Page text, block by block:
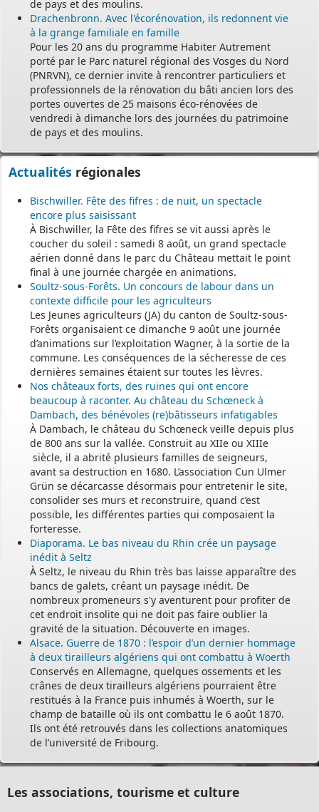
de pays et des moulins.
Drachenbronn. Avec l'écorénovation, ils redonnent vie
à la grange familiale en famille
Pour les 20 ans du programme Habiter Autrement
porté par le Parc naturel régional des Vosges du Nord
(PNRVN), ce dernier invite à rencontrer particuliers et
professionnels de la rénovation du bâti ancien lors des
portes ouvertes de 25 maisons éco-rénovées de
vendredi à dimanche lors des journées du patrimoine
de pays et des moulins.
Actualités régionales
Bischwiller. Fête des fifres : de nuit, un spectacle
encore plus saisissant
À Bischwiller, la Fête des fifres se vit aussi après le
coucher du soleil : samedi 8 août, un grand spectacle
aérien donné dans le parc du Château mettait le point
final à une journée chargée en animations.
Soultz-sous-Forêts. Un concours de labour dans un
contexte difficile pour les agriculteurs
Les Jeunes agriculteurs (JA) du canton de Soultz-sous-
Forêts organisaient ce dimanche 9 août une journée
d’animations sur l’exploitation Wagner, à la sortie de la
commune. Les conséquences de la sécheresse de ces
dernières semaines étaient sur toutes les lèvres.
Nos châteaux forts, des ruines qui ont encore
beaucoup à raconter. Au château du Schœneck à
Dambach, des bénévoles (re)bâtisseurs infatigables
À Dambach, le château du Schœneck veille depuis plus
de 800 ans sur la vallée. Construit au XIIe ou XIIIe
siècle, il a abrité plusieurs familles de seigneurs,
avant sa destruction en 1680. L’association Cun Ulmer
Grün se décarcasse désormais pour entretenir le site,
consolider ses murs et reconstruire, quand c’est
possible, les différentes parties qui composaient la
forteresse.
Diaporama. Le bas niveau du Rhin crée un paysage
inédit à Seltz
À Seltz, le niveau du Rhin très bas laisse apparaître des
bancs de galets, créant un paysage inédit. De
nombreux promeneurs s'y aventurent pour profiter de
cet endroit insolite qui ne doit pas faire oublier la
gravité de la situation. Découverte en images.
Alsace. Guerre de 1870 : l’espoir d’un dernier hommage
à deux tirailleurs algériens qui ont combattu à Woerth
Conservés en Allemagne, quelques ossements et les
crânes de deux tirailleurs algériens pourraient être
restitués à la France puis inhumés à Woerth, sur le
champ de bataille où ils ont combattu le 6 août 1870.
Ils ont été retrouvés dans les collections anatomiques
de l’université de Fribourg.
Les associations, tourisme et culture